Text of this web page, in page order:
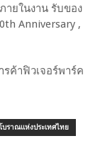
ายในงาน รับของ
Anniversary ,
ค้าฟิวเจอร์พาร์ค
ราณแห่งประเทศไทย